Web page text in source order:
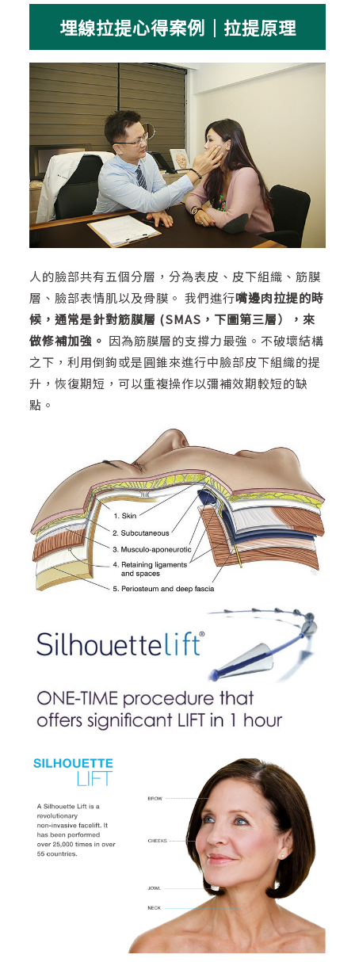
埋線拉提心得案例｜拉提原理
人的臉部共有五個分層，分為表皮、皮下組織、筋膜
層、臉部表情肌以及骨膜。 我們進行嘴邊肉拉提的時
候，通常是針對筋膜層 (SMAS，下圖第三層），來
做修補加強。 因為筋膜層的支撐力最強。不破壞結構
之下，利用倒鉤或是圓錐來進行中臉部皮下組織的提
升，恢復期短，可以重複操作以彌補效期較短的缺
點。